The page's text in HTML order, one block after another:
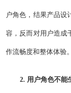
户角色，结果产品设
容，反而对用户造成
作流畅度和整体体验。
2. 用户角色不能